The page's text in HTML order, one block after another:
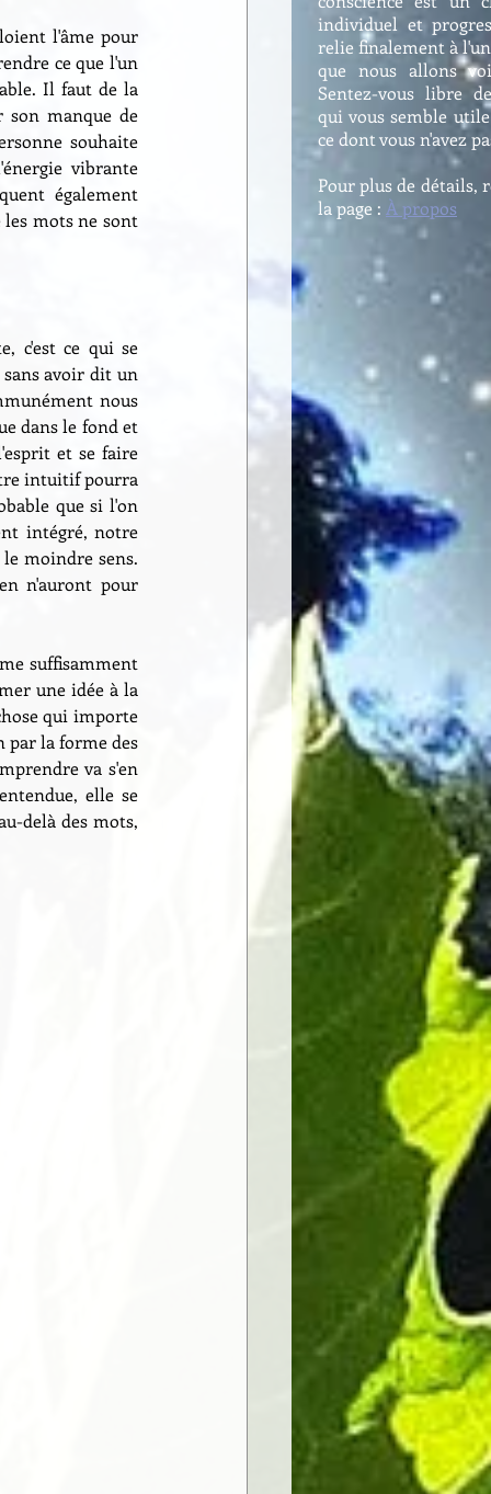
l'âme pour
ce que l'un
Il faut de la
son manque de
souhaite
vibrante
également
les mots ne sont
c'est ce qui se
avoir dit un
nous
dans le fond et
et se faire
intuitif pourra
que si l'on
intégré, notre
moindre sens.
n'auront pour
suffisamment
une idée à la
qui importe
par la forme des
va s'en
elle se
delà des mots,
individuel et
relie finalement à
que nous allons
Sentez-vous libre
qui vous semble
ce dont vous n'avez
Pour plus de détails,
la page : À propos